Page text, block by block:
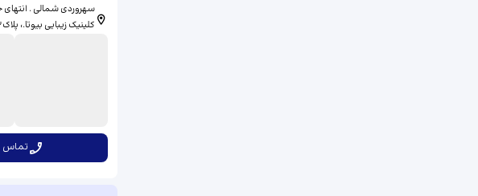
کلینیک زیبایی بیوتا.، ​پلاک ۸۳ طبقه ۶ . واحد ۱۴ . کلینیک زیبایی بیوتا.
تماس